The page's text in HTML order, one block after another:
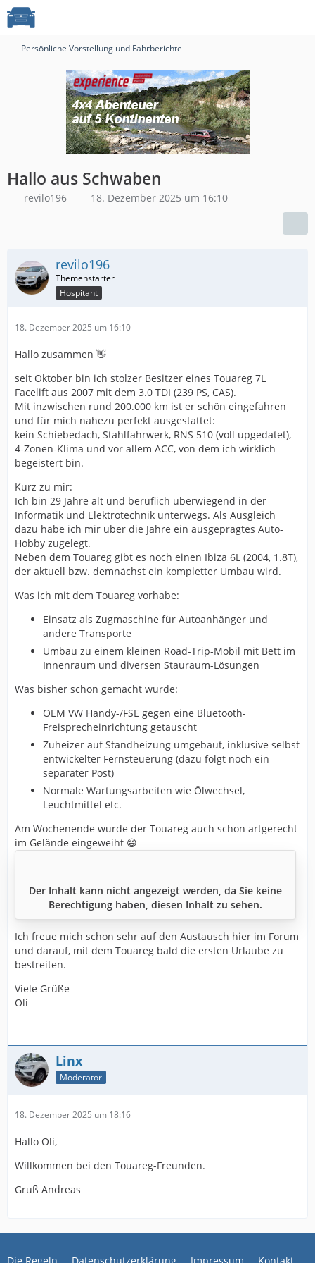
Persönliche Vorstellung und Fahrberichte
Hallo aus Schwaben
revilo196 18. Dezember 2025 um 16:10
revilo196
Hospitant
18. Dezember 2025 um 16:10
Hallo zusammen 👋
seit Oktober bin ich stolzer Besitzer eines Touareg 7L
Facelift aus 2007 mit dem 3.0 TDI (239 PS, CAS).
Mit inzwischen rund 200.000 km ist er schön eingefahren
und für mich nahezu perfekt ausgestattet:
kein Schiebedach, Stahlfahrwerk, RNS 510 (voll upgedatet),
4-Zonen-Klima und vor allem ACC, von dem ich wirklich
begeistert bin.
Kurz zu mir:
Ich bin 29 Jahre alt und beruflich überwiegend in der
Informatik und Elektrotechnik unterwegs. Als Ausgleich
dazu habe ich mir über die Jahre ein ausgeprägtes Auto-
Hobby zugelegt.
Neben dem Touareg gibt es noch einen Ibiza 6L (2004, 1.8T),
der aktuell bzw. demnächst ein kompletter Umbau wird.
Was ich mit dem Touareg vorhabe:
Einsatz als Zugmaschine für Autoanhänger und
andere Transporte
Umbau zu einem kleinen Road-Trip-Mobil mit Bett im
Innenraum und diversen Stauraum-Lösungen
Was bisher schon gemacht wurde:
OEM VW Handy-/FSE gegen eine Bluetooth-
Freisprecheinrichtung getauscht
Zuheizer auf Standheizung umgebaut, inklusive selbst
entwickelter Fernsteuerung (dazu folgt noch ein
separater Post)
Normale Wartungsarbeiten wie Ölwechsel,
Leuchtmittel etc.
Am Wochenende wurde der Touareg auch schon artgerecht
im Gelände eingeweiht 😄
Der Inhalt kann nicht angezeigt werden, da Sie keine
Berechtigung haben, diesen Inhalt zu sehen.
Ich freue mich schon sehr auf den Austausch hier im Forum
und darauf, mit dem Touareg bald die ersten Urlaube zu
bestreiten.
Viele Grüße
Oli
Linx
Moderator
18. Dezember 2025 um 18:16
Hallo Oli,
Willkommen bei den Touareg-Freunden.
Gruß Andreas